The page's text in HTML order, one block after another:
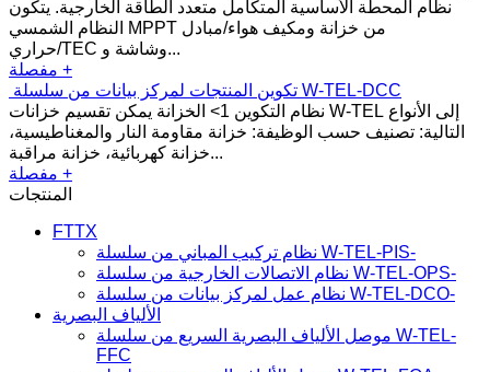
نظام المحطة الأساسية المتكامل متعدد الطاقة الخارجية. يتكون
النظام الشمسي MPPT من خزانة ومكيف هواء/مبادل
حراري/TEC وشاشة و...
مفصلة +
تكوين المنتجات لمركز بيانات من سلسلة W-TEL-DCC
نظام التكوين 1> الخزانة يمكن تقسيم خزانات W-TEL إلى الأنواع
التالية: تصنيف حسب الوظيفة: خزانة مقاومة النار والمغناطيسية،
خزانة كهربائية، خزانة مراقبة...
مفصلة +
المنتجات
FTTX
نظام تركيب المباني من سلسلة W-TEL-PIS-
نظام الاتصالات الخارجية من سلسلة W-TEL-OPS-
نظام عمل لمركز بيانات من سلسلة W-TEL-DCO-
الألياف البصرية
موصل الألياف البصرية السريع من سلسلة W-TEL-
FFC